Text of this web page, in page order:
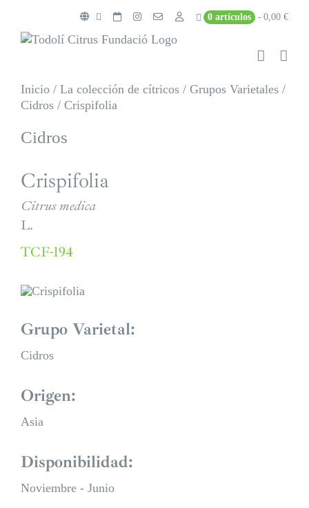
contenido
0 artículos 0,00 €
Inicio / La colección de cítricos / Grupos Varietales /
Cidros / Crispifolia
Cidros
Crispifolia
Citrus medica
L.
TCF-194
Grupo Varietal:
Cidros
Origen:
Asia
Disponibilidad:
Noviembre - Junio